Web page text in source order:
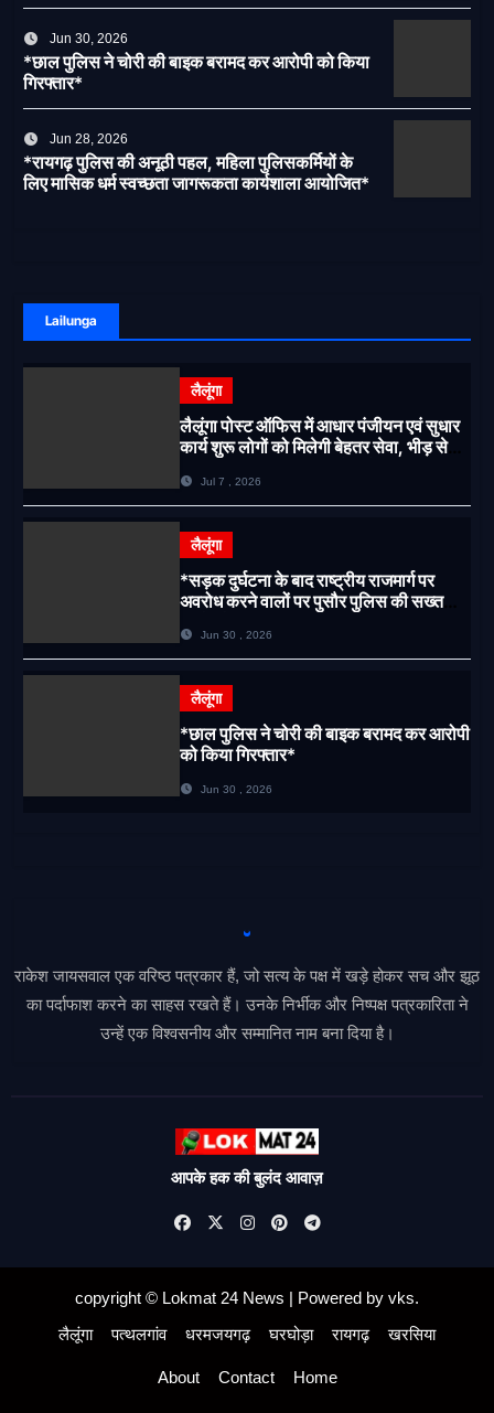
Jun 30, 2026
*छाल पुलिस ने चोरी की बाइक बरामद कर आरोपी को किया
गिरफ्तार*
Jun 28, 2026
*रायगढ़ पुलिस की अनूठी पहल, महिला पुलिसकर्मियों के
लिए मासिक धर्म स्वच्छता जागरूकता कार्यशाला आयोजित*
Lailunga
लैलूंगा
लैलूंगा पोस्ट ऑफिस में आधार पंजीयन एवं सुधार
कार्य शुरू लोगों को मिलेगी बेहतर सेवा, भीड़ से
Jul 7 , 2026
लैलूंगा
*सड़क दुर्घटना के बाद राष्ट्रीय राजमार्ग पर
अवरोध करने वालों पर पुसौर पुलिस की सख्त
Jun 30 , 2026
लैलूंगा
*छाल पुलिस ने चोरी की बाइक बरामद कर आरोपी
को किया गिरफ्तार*
Jun 30 , 2026
राकेश जायसवाल एक वरिष्ठ पत्रकार हैं, जो सत्य के पक्ष में खड़े होकर सच और झूठ
का पर्दाफाश करने का साहस रखते हैं। उनके निर्भीक और निष्पक्ष पत्रकारिता ने
उन्हें एक विश्वसनीय और सम्मानित नाम बना दिया है।
आपके हक की बुलंद आवाज़
copyright © Lokmat 24 News | Powered by vks.
लैलूंगा
पत्थलगांव धरमजयगढ़ घरघोड़ा रायगढ़ खरसिया
About Contact Home